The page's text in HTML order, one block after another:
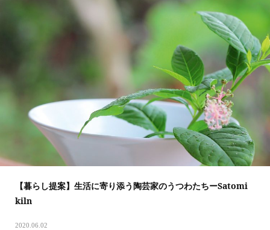
【暮らし提案】生活に寄り添う陶芸家のうつわたちーSatomi
kiln
2020.06.02